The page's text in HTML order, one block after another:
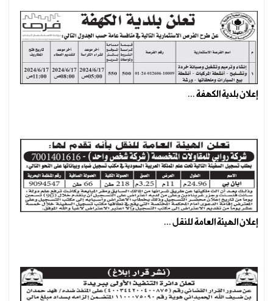
إعلان بلدية الكهفة ...
إعلان الهيئة العامة للنقل ...